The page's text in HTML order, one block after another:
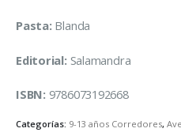
Pasta: Blanda
Editorial: Salamandra
ISBN: 9786073192668
Categorías: 9-13 años Corredores,